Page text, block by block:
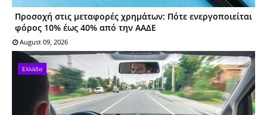
Προσοχή στις μεταφορές χρημάτων: Πότε ενεργοποιείται
φόρος 10% έως 40% από την ΑΑΔΕ
August 09, 2026
Ελλάδα